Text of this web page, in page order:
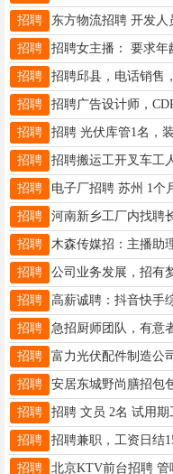
招聘
招聘
招聘
招聘
招聘
招聘
招聘
招聘
招聘
招聘
招聘
招聘
招聘
招聘 安居东城野尚膳招包
招聘
招聘
招聘 北京KTV前台招聘 管